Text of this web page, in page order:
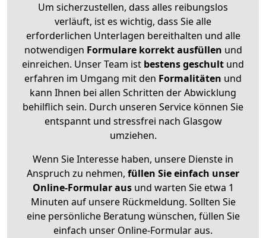
Um sicherzustellen, dass alles reibungslos
verläuft, ist es wichtig, dass Sie alle
erforderlichen Unterlagen bereithalten und alle
notwendigen Formulare korrekt ausfüllen und
einreichen. Unser Team ist bestens geschult und
erfahren im Umgang mit den Formalitäten und
kann Ihnen bei allen Schritten der Abwicklung
behilflich sein. Durch unseren Service können Sie
entspannt und stressfrei nach Glasgow
umziehen.
Wenn Sie Interesse haben, unsere Dienste in
Anspruch zu nehmen, füllen Sie einfach unser
Online-Formular ausund warten Sie etwa 1
Minuten auf unsere Rückmeldung. Sollten Sie
eine persönliche Beratung wünschen, füllen Sie
einfach unser Online-Formular aus.